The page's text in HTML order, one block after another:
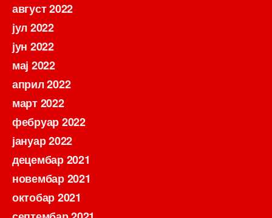
август 2022
јул 2022
јун 2022
мај 2022
април 2022
март 2022
фебруар 2022
јануар 2022
децембар 2021
новембар 2021
октобар 2021